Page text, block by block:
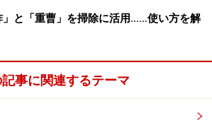
。いちばんメジャーなパッケージがこ
シュ」という商品のはず。※クリックす
HPの商品ページにジャンプします
酸ソーダ」といわれているのは
酸塩の複塩で、「セスキ炭酸ナトリ
ウラオ」という呼ばれ方をされるこ
」と「重曹」を掃除に活用……使い方を解
記事に関連するテーマ